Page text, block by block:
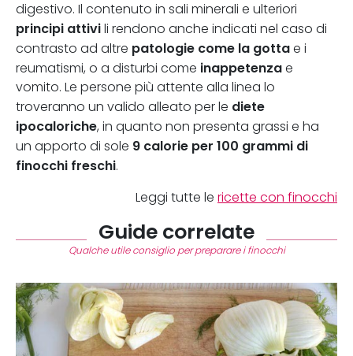
digestivo. Il contenuto in sali minerali e ulteriori
principi attivi li rendono anche indicati nel caso di
contrasto ad altre patologie come la gotta e i
reumatismi, o a disturbi come inappetenza e
vomito. Le persone più attente alla linea lo
troveranno un valido alleato per le diete
ipocaloriche, in quanto non presenta grassi e ha
un apporto di sole 9 calorie per 100 grammi di
finocchi freschi.
Leggi tutte le ricette con finocchi
Guide correlate
Qualche utile consiglio per preparare i finocchi